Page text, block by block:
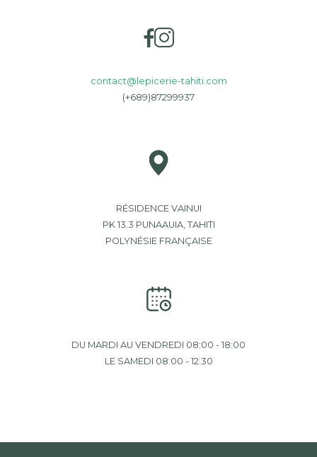
contact@lepicerie-tahiti.com
(+689)87299937
RÉSIDENCE VAINUI
PK 13.3 PUNAAUIA, TAHITI
POLYNÉSIE FRANÇAISE
DU MARDI AU VENDREDI 08:00 - 18:00
LE SAMEDI 08:00 - 12:30